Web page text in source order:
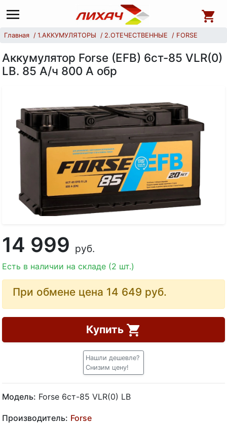
Главная 1.АККУМУЛЯТОРЫ 2.ОТЕЧЕСТВЕННЫЕ FORSE
Аккумулятор Forse (EFB) 6ст-85 VLR(0)
LB. 85 А/ч 800 А обр
14 999 руб.
Есть в наличии на складе (2 шт.)
При обмене цена 14 649 руб.
Купить
Нашли дешевле?
Снизим цену!
Модель: Forse 6ст-85 VLR(0) LB
Производитель: Forse